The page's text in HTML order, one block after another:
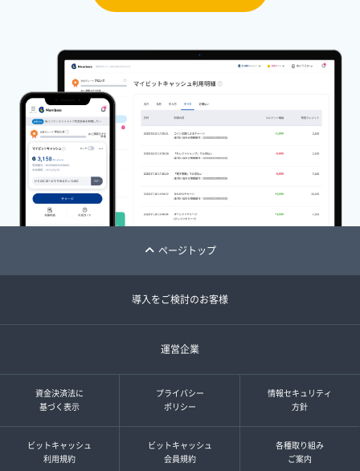
ページトップ
導入をご検討のお客様
運営企業
資金決済法に
基づく表示
プライバシー
ポリシー
情報セキュリティ
方針
ビットキャッシュ
利用規約
ビットキャッシュ
会員規約
各種取り組み
ご案内